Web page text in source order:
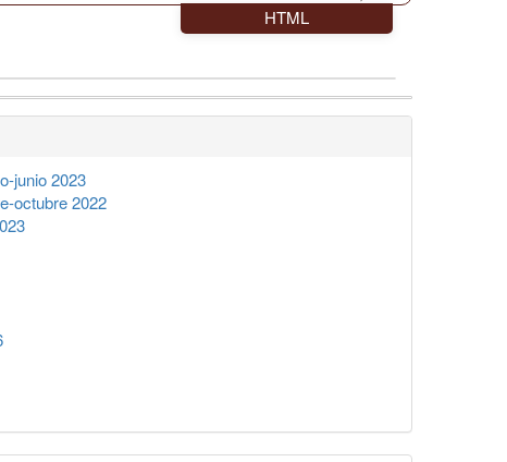
HTML
junio 2023
octubre 2022